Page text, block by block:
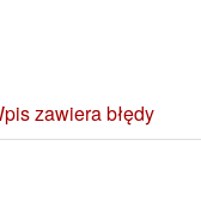
zawiera błędy